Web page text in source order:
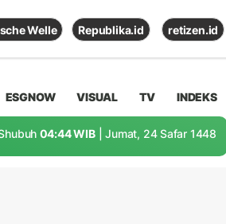
Welle Republika.id retizen.id
ESGNOW VISUAL TV INDEKS
04:44 WIB | Jumat, 24 Safar 1448